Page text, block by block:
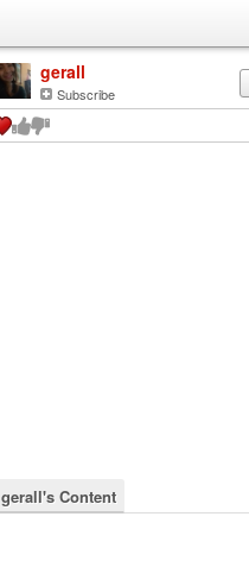
gerall
Subscribe
gerall's Content